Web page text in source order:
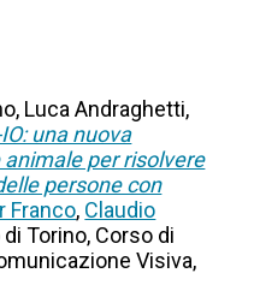
Luca Andraghetti,
una nuova
per risolvere
persone con
Franco, Claudio
Torino, Corso di
Visiva,